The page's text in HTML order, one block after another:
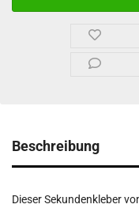
Beschreibung
Dieser Sekundenkleber